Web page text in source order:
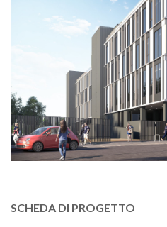
SCHEDA DI PROGETTO